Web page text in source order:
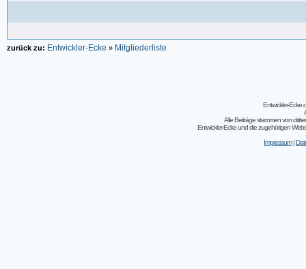
zurück zu: Entwickler-Ecke » Mitgliederliste
Entwickler-
Alle Beiträge stammen von
Entwickler-Ecke und die zugehörigen
Impressum|